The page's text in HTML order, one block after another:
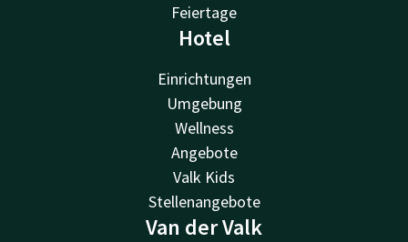
Feiertage
Hotel
Einrichtungen
Umgebung
Wellness
Angebote
Valk Kids
Stellenangebote
Van der Valk